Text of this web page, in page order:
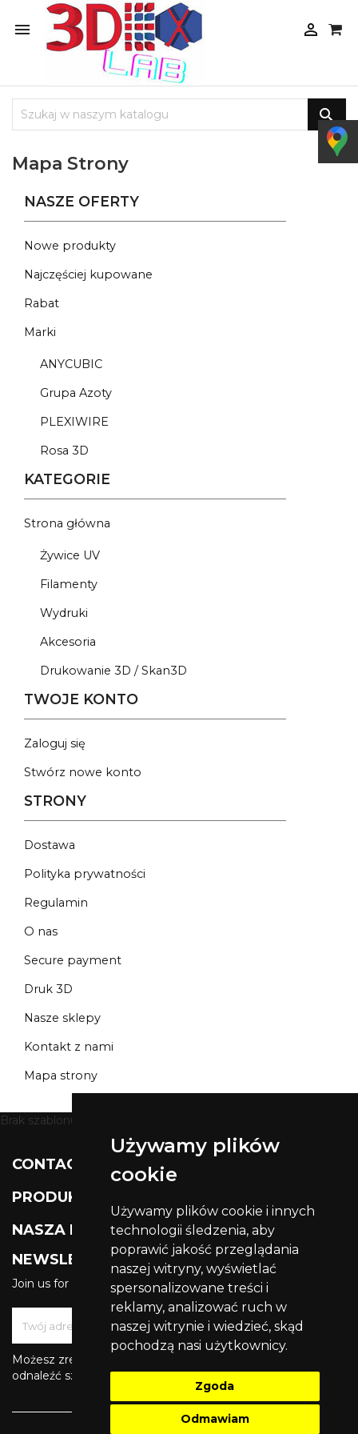
Używamy plików
cookie
Używamy plików cookie i innych
technologii śledzenia, aby
poprawić jakość przeglądania
naszej witryny, wyświetlać
spersonalizowane treści i
reklamy, analizować ruch w
naszej witrynie i wiedzieć, skąd
pochodzą nasi użytkownicy.
Zgoda
Odmawiam
 

Mapa Strony
NASZE OFERTY
Nowe produkty
Najczęściej kupowane
Rabat
Marki
ANYCUBIC
Grupa Azoty
PLEXIWIRE
Rosa 3D
KATEGORIE
Strona główna
Żywice UV
Filamenty
Wydruki
Akcesoria
Drukowanie 3D / Skan3D
TWOJE KONTO
Zaloguj się
Stwórz nowe konto
STRONY
Dostawa
Polityka prywatności
Regulamin
O nas
Secure payment
Druk 3D
Nasze sklepy
Kontakt z nami
Mapa strony
Brak szablonu dla modułu ht_staticblocks
CONTACT US
PRODUKTY
NASZA FIRMA
NEWSLETTER
Join us for get latest updates
Możesz zrezygnować w każdej chwili. W tym celu należy
odnaleźć szczegóły w naszej informacji prawnej.